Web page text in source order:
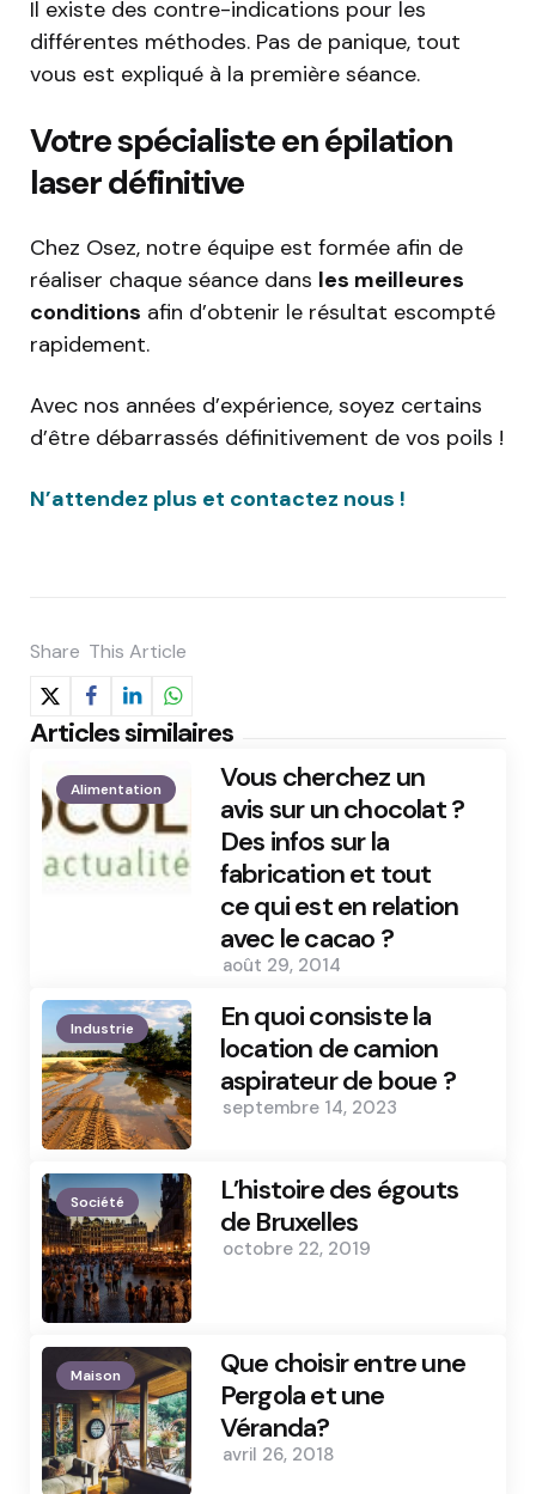
Il existe des contre-indications pour les
différentes méthodes. Pas de panique, tout
vous est expliqué à la première séance.
Votre spécialiste en épilation
laser définitive
Chez Osez, notre équipe est formée afin de
réaliser chaque séance dans les meilleures
conditions afin d’obtenir le résultat escompté
rapidement.
Avec nos années d’expérience, soyez certains
d’être débarrassés définitivement de vos poils !
N’attendez plus et contactez nous !
Share This Article
Articles similaires
Alimentation
Vous cherchez un
avis sur un chocolat ?
Des infos sur la
fabrication et tout
ce qui est en relation
avec le cacao ?
août 29, 2014
Industrie
En quoi consiste la
location de camion
aspirateur de boue ?
septembre 14, 2023
Société
L’histoire des égouts
de Bruxelles
octobre 22, 2019
Maison
Que choisir entre une
Pergola et une
Véranda?
avril 26, 2018